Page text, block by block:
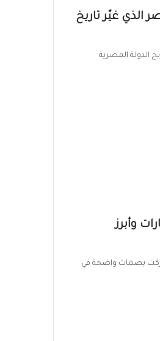
الذي غيّر تاريخ
الدولة المصرية
وأبرز
التي تركت بصمات واضحة في